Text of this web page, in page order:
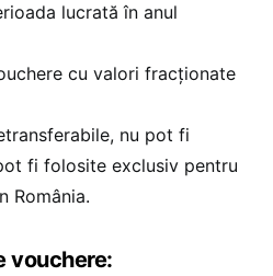
lucrată în anul
cu valori fracționate
nu pot fi
fi folosite exclusiv pentru
România.
vouchere: